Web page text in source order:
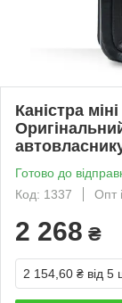
Каністра
Готово до
Код: 1337
Опт
2 268 ₴
2 154,60 ₴ від 5